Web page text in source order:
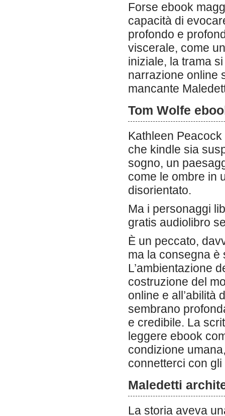
Forse ebook
capacità di
profondo e
viscerale, come
iniziale, la trama
narrazione online
mancante
Tom Wolfe
Kathleen
che kindle sia
sogno, un
come le ombre in
disorientato.
Ma i personaggi
gratis audiolibro
È un peccato,
ma la consegna è
L’ambientazione
costruzione del
online e all’abilità
sembrano
e credibile. La
leggere ebook
condizione
connetterci con
Maledetti
La storia aveva